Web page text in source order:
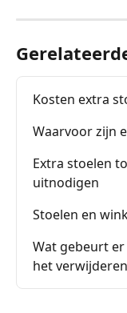
Kosten extra
Waarvoor zijn
Extra stoelen
uitnodigen
Stoelen en
Wat gebeurt
het